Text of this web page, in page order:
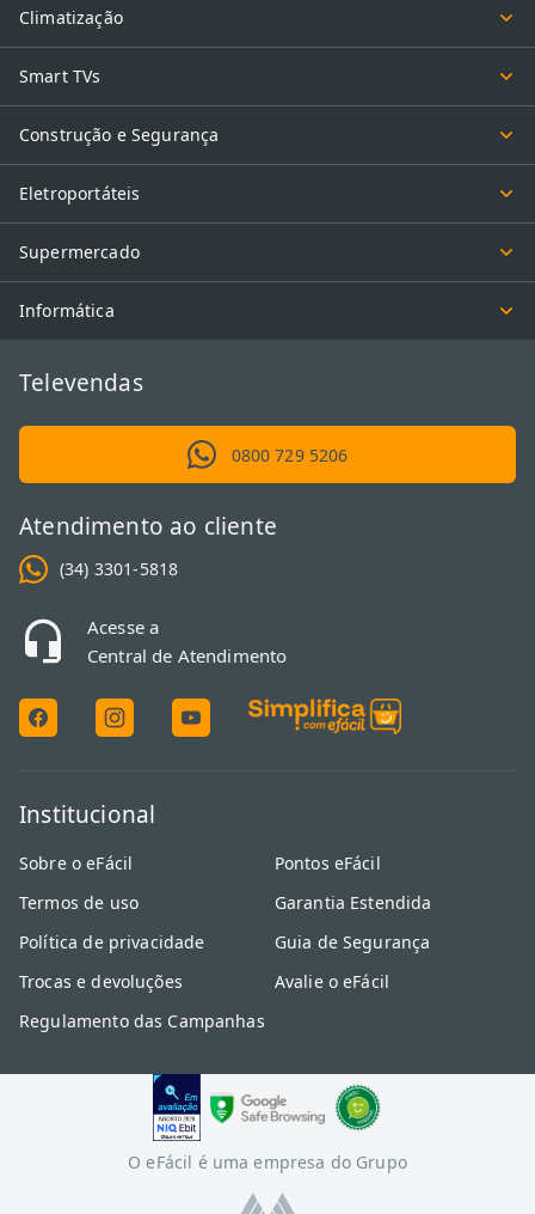
Climatização
Smart TVs
Construção e Segurança
Eletroportáteis
Supermercado
Informática
Televendas
0800 729 5206
Atendimento ao cliente
(34) 3301-5818
Acesse a
Central de Atendimento
Institucional
Sobre o eFácil
Termos de uso
Política de privacidade
Trocas e devoluções
Regulamento das Campanhas
Pontos eFácil
Garantia Estendida
Guia de Segurança
Avalie o eFácil
O eFácil é uma empresa do Grupo